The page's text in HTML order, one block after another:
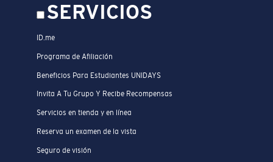
SERVICIOS
ID.me
Programa de Afiliación
Beneficios Para Estudiantes UNIDAYS
Invita A Tu Grupo Y Recibe Recompensas
Servicios en tienda y en línea
Reserva un examen de la vista
Seguro de visión